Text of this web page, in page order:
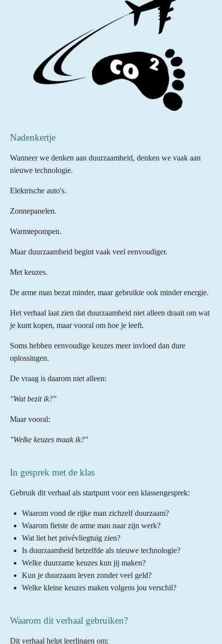
Nadenkertje
Wanneer we denken aan duurzaamheid, denken we vaak aan
nieuwe technologie.
Elektrische auto's.
Zonnepanelen.
Warmtepompen.
Maar duurzaamheid begint vaak veel eenvoudiger.
Met keuzes.
De arme man bezat minder, maar gebruikte ook minder energie.
Het verhaal laat zien dat duurzaamheid niet alleen draait om wat
je kunt kopen, maar vooral om hoe je leeft.
Soms hebben eenvoudige keuzes meer invloed dan dure
oplossingen.
De vraag is daarom niet alleen:
"Wat bezit ik?"
Maar vooral:
"Welke keuzes maak ik?"
In gesprek met de klas
Gebruik dit verhaal als startpunt voor een klassengesprek:
Waarom vond de rijke man zichzelf duurzaam?
Waarom fietste de arme man naar zijn werk?
Wat liet het privévliegtuig zien?
Is duurzaamheid hetzelfde als nieuwe technologie?
Welke duurzame keuzes kun jij maken?
Kun je duurzaam leven zonder veel geld?
Welke kleine keuzes maken volgens jou verschil?
Waarom dit verhaal gebruiken?
Dit verhaal helpt leerlingen om: